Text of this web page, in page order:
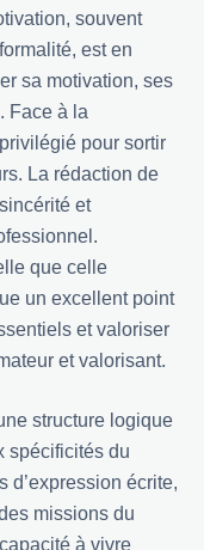
souvent
est en
sa motivation, ses
Face à la
pour sortir
La rédaction de
et
que celle
un excellent point
et valoriser
et valorisant.
structure logique
spécificités du
d’expression écrite,
missions du
à vivre